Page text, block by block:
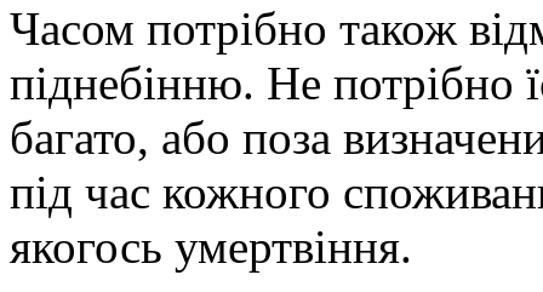
Часом потрібно також
піднебінню. Не потрібно
багато, або поза
під час кожного
якогось умертвіння.